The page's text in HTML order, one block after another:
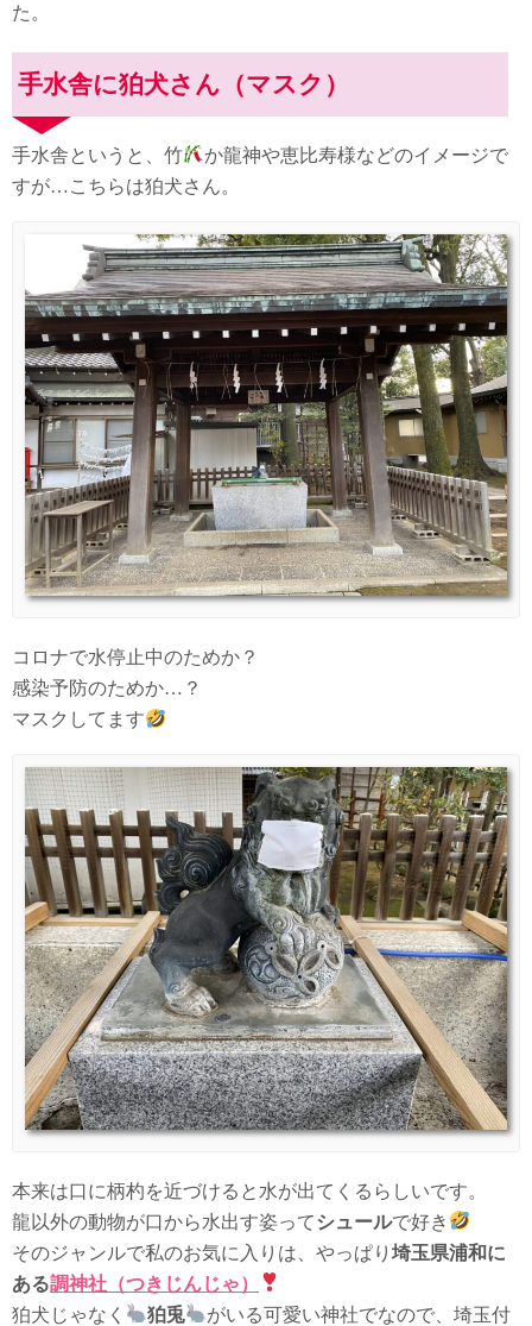
た。
手水舎に狛犬さん（マスク）
手水舎というと、竹
か龍神や恵比寿様などのイメージで
すが…こちらは狛犬さん。
コロナで水停止中のためか？
感染予防のためか…？
マスクしてます
本来は口に柄杓を近づけると水が出てくるらしいです。
龍以外の動物が口から水出す姿って シュールで好き
そのジャンルで私のお気に入りは、やっぱり 埼玉県浦和に
ある調神社（つきじんじゃ）
狛犬じゃなく
狛兎
がいる可愛い神社でなので、埼玉付